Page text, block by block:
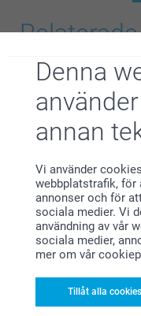
Denna
annan
Vi använder
webbplatstrafik, för
annonser och för
sociala medier. Vi
användning av vår
sociala medier,
mer om vår
Tillåt alla cookies
Gosedjur
7 varianter
Från 179,00
(49 omdömen)
6 varianter
Från 169,00
(495 omdömen)